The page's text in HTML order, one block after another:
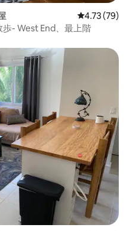
レビュー79
4.73 (79)
- West End、最上階